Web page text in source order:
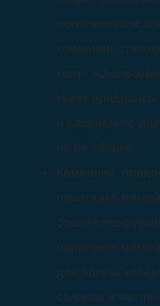
логистические
компании,
могут
могут
и салонам по
по ее сборке.
Компании,
перетяжке
перетяжке
для поиска
салонов и